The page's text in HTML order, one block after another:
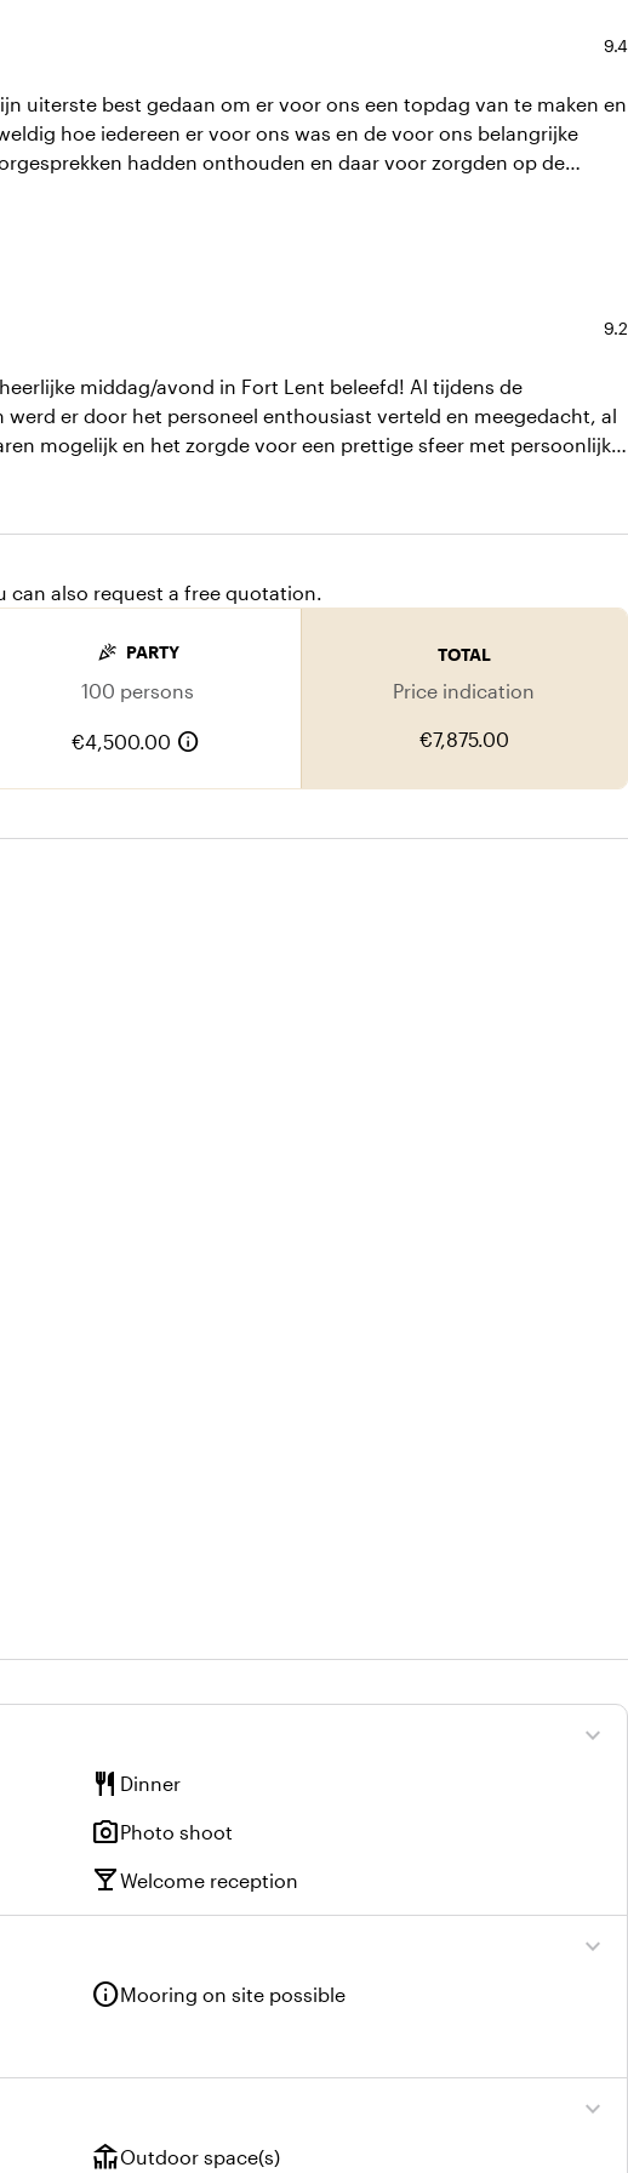
9.4
uiterste best gedaan om er voor ons een topdag van te maken en
hoe iedereen er voor ons was en de voor ons belangrijke
hadden onthouden en daar voor zorgden op de
niveau. Heel erg bedankt!
9.2
middag/avond in Fort Lent beleefd! Al tijdens de
werd er door het personeel enthousiast verteld en meegedacht, al
mogelijk en het zorgde voor een prettige sfeer met persoonlijke
en al het personeel erg vrolijk en behulpzaam. Na onze
we van diverse gasten positieve feedback gekregen over de
can also request a free quotation.
celebration PARTY
100 persons
€4,500.00 info
TOTAL
Price indication
€7,875.00
expand_more
restaurant Dinner
photo_cameraPhoto shoot
local_barWelcome reception
expand_more
infoMooring on site possible
expand_more
deckOutdoor space(s)